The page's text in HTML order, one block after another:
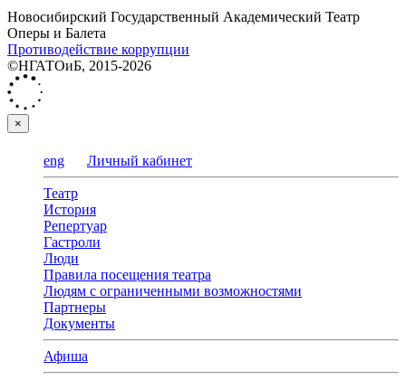
Новосибирский Государственный Академический Театр
Оперы и Балета
Противодействие коррупции
©НГАТОиБ, 2015-2026
×
eng Личный кабинет
Театр
История
Репертуар
Гастроли
Люди
Правила посещения театра
Людям с ограниченными возможностями
Партнеры
Документы
Афиша